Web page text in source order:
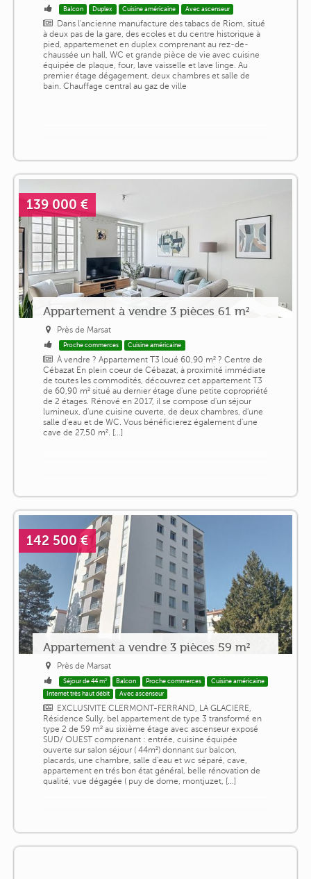
Balcon Duplex Cuisine américaine Avec ascenseur
Dans l'ancienne manufacture des tabacs de Riom, situé
à deux pas de la gare, des ecoles et du centre historique à
pied, appartemenet en duplex comprenant au rez-de-
chaussée un hall, WC et grande pièce de vie avec cuisine
équipée de plaque, four, lave vaisselle et lave linge. Au
premier étage dégagement, deux chambres et salle de
bain. Chauffage central au gaz de ville
139 000 €
Appartement à vendre 3 pièces 61 m²
Près de Marsat
Proche commerces Cuisine américaine
À vendre ? Appartement T3 loué 60,90 m² ? Centre de
Cébazat En plein coeur de Cébazat, à proximité immédiate
de toutes les commodités, découvrez cet appartement T3
de 60,90 m² situé au dernier étage d'une petite copropriété
de 2 étages. Rénové en 2017, il se compose d'un séjour
lumineux, d'une cuisine ouverte, de deux chambres, d'une
salle d'eau et de WC. Vous bénéficierez également d'une
cave de 27,50 m². [...]
142 500 €
Appartement a vendre 3 pièces 59 m²
Près de Marsat
Séjour de 44 m² Balcon Proche commerces
Cuisine américaine
Internet très haut débit
Avec ascenseur
EXCLUSIVITE CLERMONT-FERRAND, LA GLACIERE,
Résidence Sully, bel appartement de type 3 transformé en
type 2 de 59 m² au sixième étage avec ascenseur exposé
SUD/ OUEST comprenant : entrée, cuisine équipée
ouverte sur salon séjour ( 44m²) donnant sur balcon,
placards, une chambre, salle d'eau et wc séparé, cave,
appartement en trés bon état général, belle rénovation de
qualité, vue dégagée ( puy de dome, montjuzet, [...]